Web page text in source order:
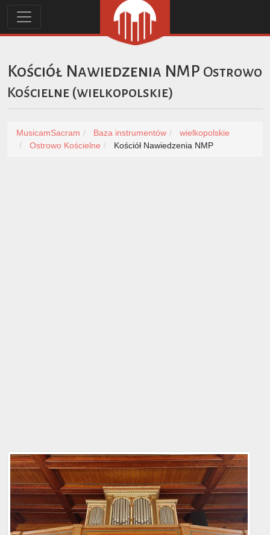
Kościół Nawiedzenia NMP Ostrowo
Kościelne (wielkopolskie)
MusicamSacram Baza instrumentów
wielkopolskie
Ostrowo Kościelne
Kościół Nawiedzenia NMP